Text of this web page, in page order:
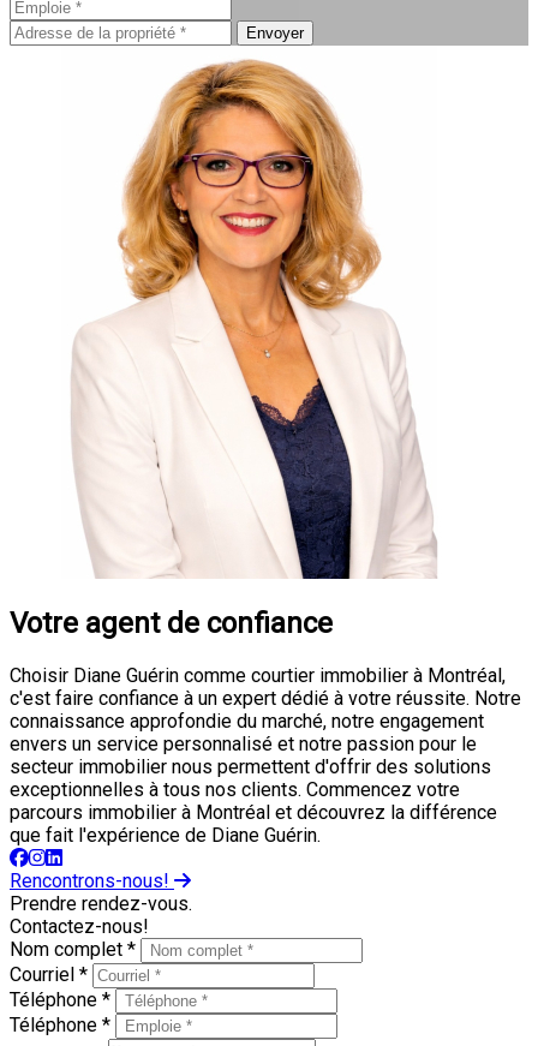
Envoyer
Votre agent de confiance
Choisir Diane Guérin comme courtier immobilier à Montréal,
c'est faire confiance à un expert dédié à votre réussite. Notre
connaissance approfondie du marché, notre engagement
envers un service personnalisé et notre passion pour le
secteur immobilier nous permettent d'offrir des solutions
exceptionnelles à tous nos clients. Commencez votre
parcours immobilier à Montréal et découvrez la différence
que fait l'expérience de Diane Guérin.
Rencontrons-nous!
Prendre rendez-vous.
Contactez-nous!
Nom complet *
Courriel *
Téléphone *
Téléphone *